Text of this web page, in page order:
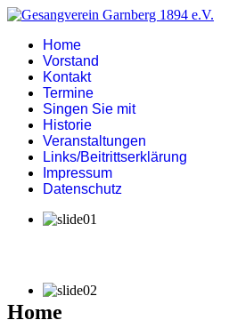
Home
Vorstand
Kontakt
Termine
Singen Sie mit
Historie
Veranstaltungen
Links/Beitrittserklärung
Impressum
Datenschutz
Home